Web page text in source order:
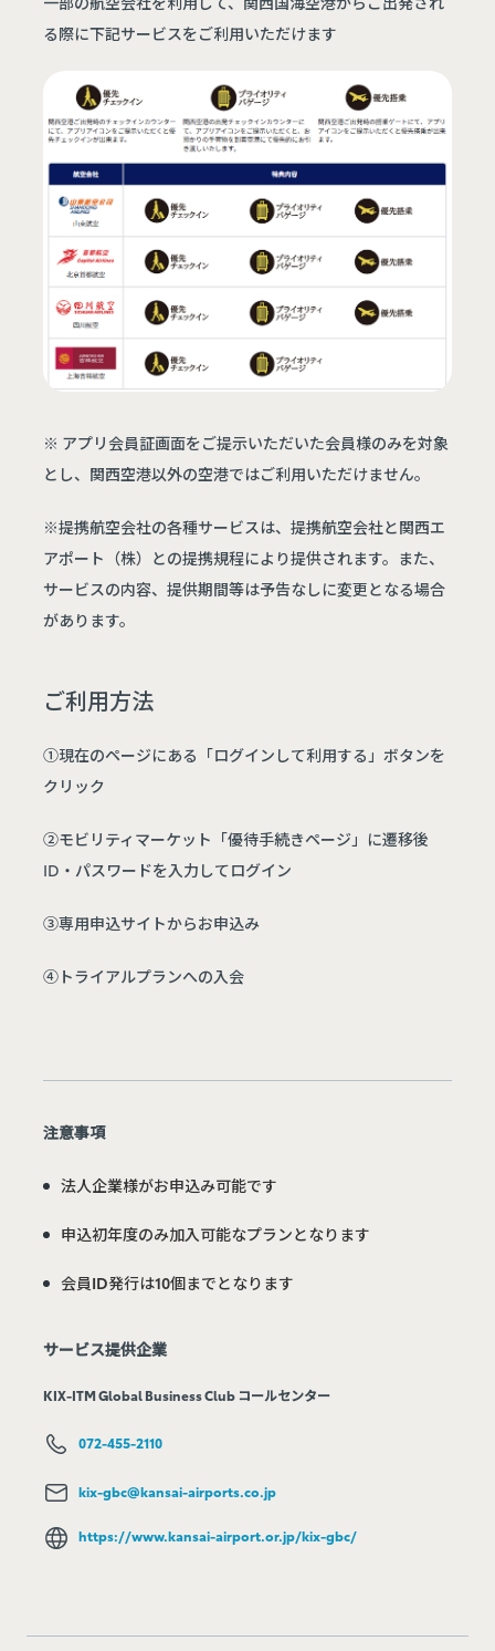
る際に下記サービスをご利用いただけます
※ アプリ会員証画面をご提示いただいた会員様のみを対象
とし、関西空港以外の空港ではご利用いただけません。
※ 提携航空会社の各種サービスは、提携航空会社と関西エ
アポート（株）との提携規程により提供されます。また、
サービスの内容、提供期間等は予告なしに変更となる場合
があります。
ご利用方法
①現在のページにある「ログインして利用する」ボタンを
クリック
②モビリティマーケット「優待手続きページ」に遷移後
ID・パスワードを入力してログイン
③専用申込サイトからお申込み
④トライアルプランへの入会
注意事項
法人企業様がお申込み可能です
申込初年度のみ加入可能なプランとなります
会員ID発行は10個までとなります
サービス提供企業
KIX-ITM Global Business Club コールセンター
072-455-2110
kix-gbc@kansai-airports.co.jp
https://www.kansai-airport.or.jp/kix-gbc/